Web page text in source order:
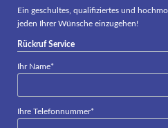
Ein geschultes, qualifiziertes und
jeden Ihrer Wünsche einzugehen!
Rückruf Service
Pflichtfeld
Ihr Name*
Pflichtfeld
Ihre Telefonnummer*